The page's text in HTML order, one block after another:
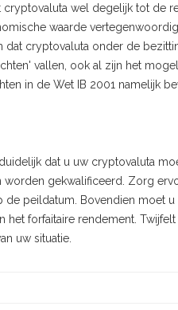
wel degelijk tot de
waarde
dat cryptovaluta onder de
vallen, ook al zijn het
in de Wet IB 2001 namelijk
dat u uw cryptovaluta
gekwalificeerd. Zorg
de peildatum. Bovendien moet
het forfaitaire rendement.
uw situatie.